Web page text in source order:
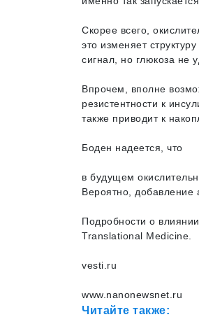
Скорее всего,
это изменяет
сигнал, но глюкоза не
Впрочем, вполне
резистентности к
также приводит к
Боден надеется, что
в будущем
Вероятно, добавление
Подробности о
Translational Medicine.
vesti.ru
www.nanonewsnet.ru
Читайте также: